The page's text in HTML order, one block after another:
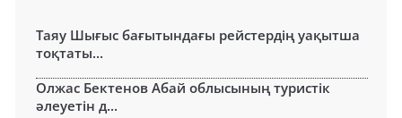
Таяу Шығыс бағытындағы рейстердің уақытша
тоқтаты...
Олжас Бектенов Абай облысының туристік
әлеуетін д...